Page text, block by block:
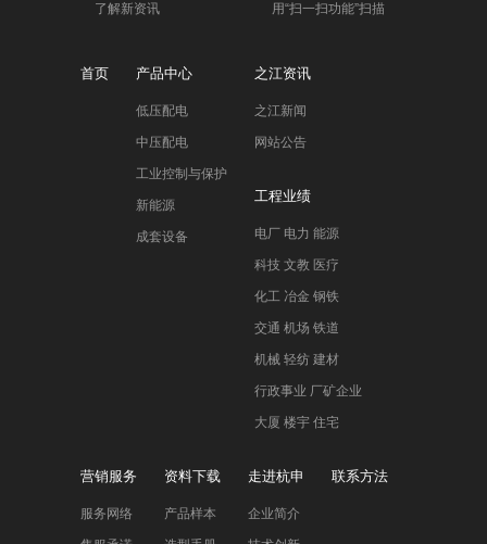
了解新资讯 用“扫一扫功能”扫描
首页 产品中心
低压配电
中压配电
工业控制与保护
新能源
成套设备
之江资讯
之江新闻
网站公告
工程业绩
电厂 电力 能源
科技 文教 医疗
化工 冶金 钢铁
交通 机场 铁道
机械 轻纺 建材
行政事业 厂矿企业
大厦 楼宇 住宅
营销服务
服务网络
资料下载
产品样本
走进杭申
企业简介
联系方法